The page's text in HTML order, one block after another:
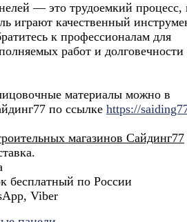
— это трудоемкий процесс,
играют качественный
к профессионалам для
работ и долговечности
материалы можно в
по ссылке https://
магазинов Сайдинг77
бесплатный по России
Viber